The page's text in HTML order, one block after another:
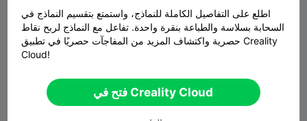
00:45

اطلع على التفاصيل الكاملة للنماذج، واستمتع بتقسيم النماذج في
السحابة بسلاسة والطباعة بنقرة واحدة. تفاعل مع النماذج لربح نقاط
حصرية واكتشاف المزيد من المفاجآت حصريًا في تطبيق Creality
Cloud!
فتح في Creality Cloud